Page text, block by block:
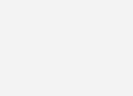
mit dem KK
Sie regelmäßig von uns
und Neuigkeiten, gebündelt und